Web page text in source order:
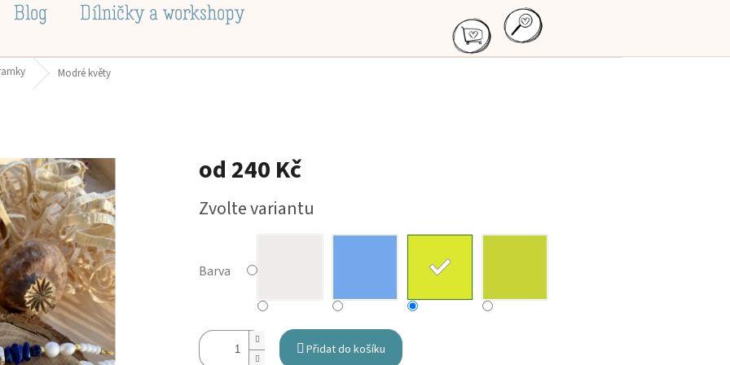
Blog Dílničky a workshopy
Modré květy
od 240 Kč
Měrná
cena:
Zvolte variantu
Barva
Přidat do košíku